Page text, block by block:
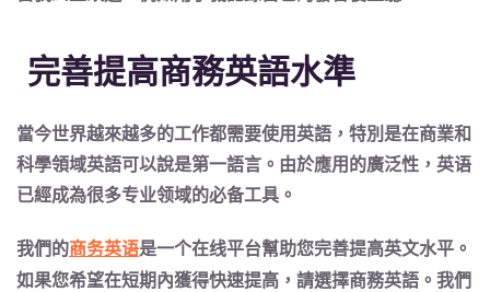
完善提高商務英語水準
當今世界越來越多的工作都需要使用英語，特別是在商業和
科學領域英語可以說是第一語言 。由於應用的廣泛性，英语
已經成為很多专业领域的必备工具。
我們的商务英语是一个在线平台幫助您完善提高英文水平 。
如果您希望在短期內獲得快速提高，請選擇商務英語。我們